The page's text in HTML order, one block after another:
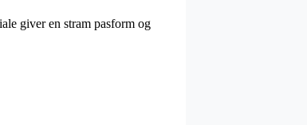
giver en stram pasform og